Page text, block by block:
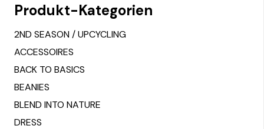
variants.
The
options
may
be
chosen
Produkt-Kategorien
2ND SEASON / UPCYCLING
ACCESSOIRES
BACK TO BASICS
BEANIES
BLEND INTO NATURE
DRESS